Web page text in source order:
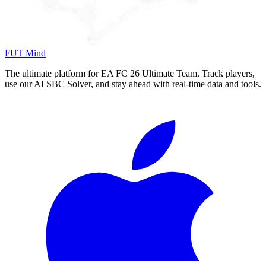
FUT Mind
The ultimate platform for EA FC 26 Ultimate Team. Track players,
use our AI SBC Solver, and stay ahead with real-time data and tools.